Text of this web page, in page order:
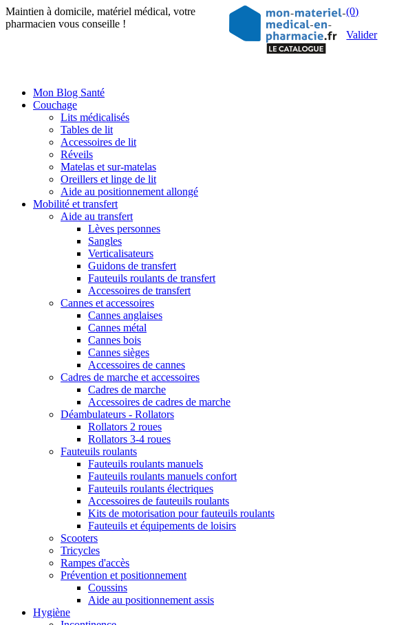
Maintien à domicile, matériel médical, votre
pharmacien vous conseille !
(0)
Valider
Mon Blog Santé
Couchage
Lits médicalisés
Tables de lit
Accessoires de lit
Réveils
Matelas et sur-matelas
Oreillers et linge de lit
Aide au positionnement allongé
Mobilité et transfert
Aide au transfert
Lèves personnes
Sangles
Verticalisateurs
Guidons de transfert
Fauteuils roulants de transfert
Accessoires de transfert
Cannes et accessoires
Cannes anglaises
Cannes métal
Cannes bois
Cannes sièges
Accessoires de cannes
Cadres de marche et accessoires
Cadres de marche
Accessoires de cadres de marche
Déambulateurs - Rollators
Rollators 2 roues
Rollators 3-4 roues
Fauteuils roulants
Fauteuils roulants manuels
Fauteuils roulants manuels confort
Fauteuils roulants électriques
Accessoires de fauteuils roulants
Kits de motorisation pour fauteuils roulants
Fauteuils et équipements de loisirs
Scooters
Tricycles
Rampes d'accès
Prévention et positionnement
Coussins
Aide au positionnement assis
Hygiène